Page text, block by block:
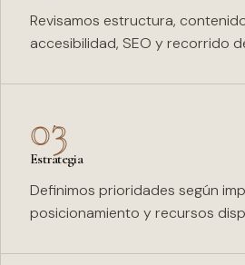
Revisamos estructura,
accesibilidad, SEO y recorrido
03
Estrategia
Definimos prioridades según
posicionamiento y recursos